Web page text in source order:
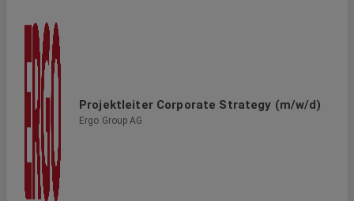
Wertschätzung.
Projektleiter Corporate Strategy (m/w/d)
Ergo Group AG